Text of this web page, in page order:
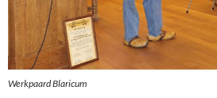
Werkpaard Blaricum